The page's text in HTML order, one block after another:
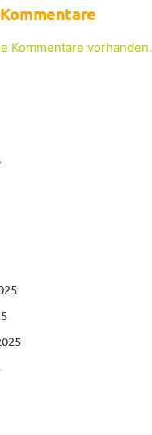
Kommentare vorhanden.